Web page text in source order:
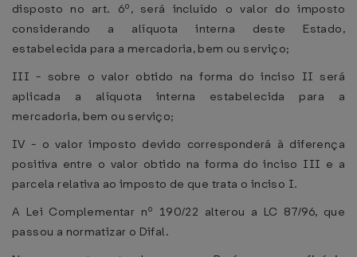
disposto no art. 6º, será incluído o valor do imposto
considerando a alíquota interna deste Estado,
estabelecida para a mercadoria, bem ou serviço;
III - sobre o valor obtido na forma do inciso II será
aplicada a alíquota interna estabelecida para a
mercadoria, bem ou serviço;
IV - o valor imposto devido corresponderá à diferença
positiva entre o valor obtido na forma do inciso III e a
parcela relativa ao imposto de que trata o inciso I.
A Lei Complementar nº 190/22 alterou a LC 87/96, que
passou a normatizar o Difal.